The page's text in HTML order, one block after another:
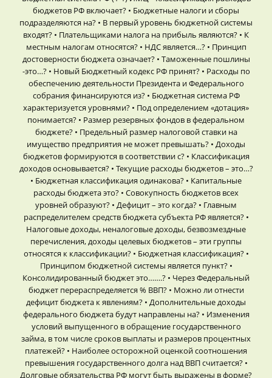
бюджетов РФ включает? • Бюджетные налоги и сборы
подразделяются на? • В первый уровень бюджетной системы
входят? • Плательщиками налога на прибыль являются? • К
местным налогам относятся? • НДС является…? • Принцип
достоверности бюджета означает? • Таможенные пошлины
-это…? • Новый Бюджетный кодекс РФ принят? • Расходы по
обеспечению деятельности Президента и Федерального
собрания финансируются из? • Бюджетная система РФ
характеризуется уровнями? • Под определением «дотация»
понимается? • Размер резервных фондов в федеральном
бюджете? • Предельный размер налоговой ставки на
имущество предприятия не может превышать? • Доходы
бюджетов формируются в соответствии с? • Классификация
доходов основывается? • Текущие расходы бюджетов – это…?
• Бюджетная классификация одинакова? • Капитальные
расходы бюджета это? • Совокупность бюджетов всех
уровней образуют? • Дефицит – это когда? • Главным
распределителем средств бюджета субъекта РФ является? •
Налоговые доходы, неналоговые доходы, безвозмездные
перечисления, доходы целевых бюджетов – эти группы
относятся к классификации? • Бюджетная классификация? •
Принципом бюджетной системы является пункт? •
Консолидированный бюджет это…….? • Через Федеральный
бюджет перераспределяется % ВВП? • Можно ли отнести
дефицит бюджета к явлениям? • Дополнительные доходы
федерального бюджета будут направлены на? • Изменения
условий выпущенного в обращение государственного
займа, в том числе сроков выплаты и размеров процентных
платежей? • Наиболее осторожной оценкой соотношения
превышения государственного долга над ВВП считается? •
Долговые обязательства РФ могут быть выражены в форме?